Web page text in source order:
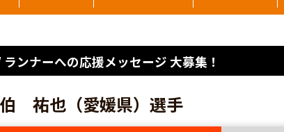
ンナーへの応援メッセージ 大募集！
祐也（愛媛県）選手